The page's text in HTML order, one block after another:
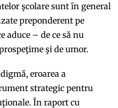
şcolare sunt ȋn general
preponderent pe
aduce – de ce să nu
şi de umor.
eroarea a
strategic pentru
În raport cu